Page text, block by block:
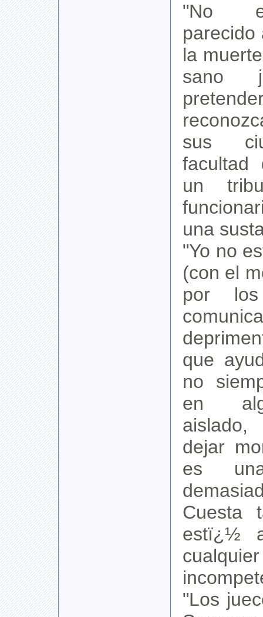
"No
parecido
la
sano
sus
facultad
un
una
"Yo no
(con el
por
que
no
en
dejar
es
Cuesta
estï¿½
cualquier
"Los